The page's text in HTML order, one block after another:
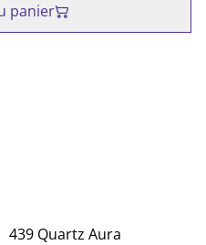
panier
439 Quartz Aura